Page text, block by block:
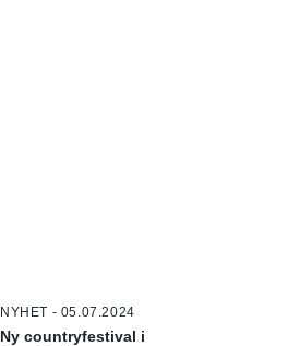
NYHET - 05.07.2024
Ny countryfestival i